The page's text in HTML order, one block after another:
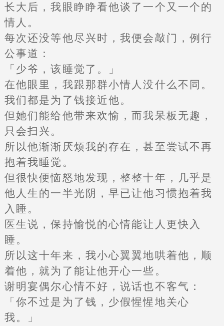
长大后，我眼睁睁看他谈了一个又一个的
情人。
每次还没等他尽兴时，我便会敲门，例行
公事道：
「少爷，该睡觉了。」
在他眼里，我跟那群小情人没什么不同。
我们都是为了钱接近他。
但她们能给他带来欢愉，而我呆板无趣，
只会扫兴。
所以他渐渐厌烦我的存在，甚至尝试不再
抱着我睡觉。
但很快便恼怒地发现，整整十年，几乎是
他人生的一半光阴，早已让他习惯抱着我
入睡。
医生说，保持愉悦的心情能让人更快入
睡。
所以这十年来，我小心翼翼地哄着他，顺
着他，就为了能让他开心一些。
谢明宴偶尔心情不好，说话也不客气：
「你不过是为了钱，少假惺惺地关心
我。」